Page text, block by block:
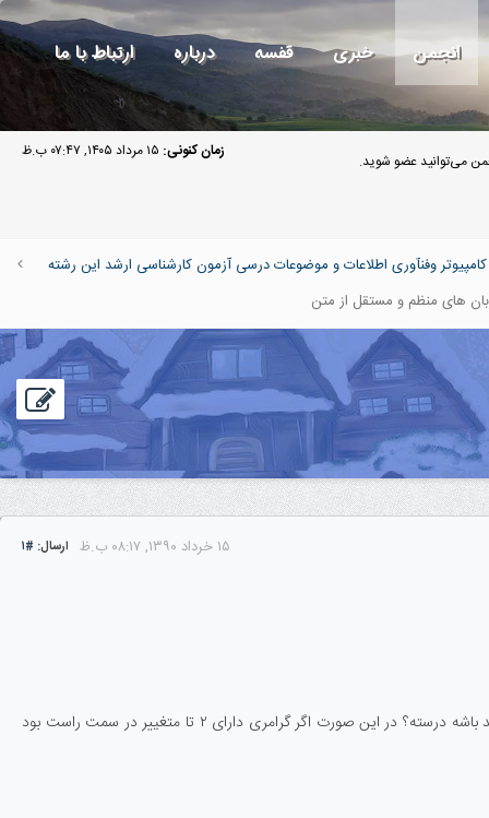
انجمن خبری قفسه درباره ارتباط با ما
زمان کنونی: ۱۵ مرداد ۱۴۰۵, ۰۷:۴۷ ب.ظ می‌توانید عضو شوید.
وفنآوری اطلاعات و موضوعات درسی آزمون کارشناسی ارشد این رشته
های منظم و مستقل از متن
ارسال: #۱ ۱۵ خرداد ۱۳۹۰, ۰۸:۱۷ ب.ظ
در مورد زبان های منظم باید تنها یک متغییر در سمت راست قانون تولید باشه درسته؟ در این صورت اگر گرامری دارای ۲ تا متغییر در سمت راست بود